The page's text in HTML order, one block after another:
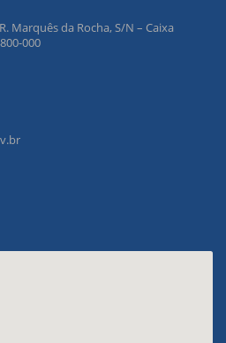
Marquês da Rocha, S/N – Caixa
000